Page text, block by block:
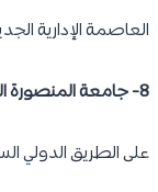
العاصمة الإدارية
8- جامعة المنصورة الأهلية:
على الطريق الدولي